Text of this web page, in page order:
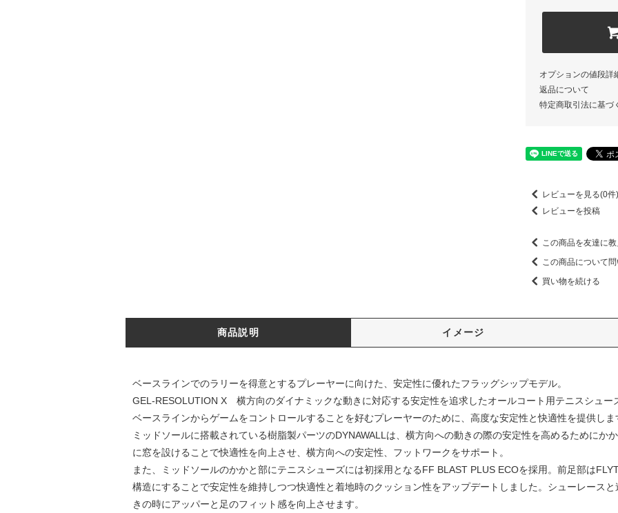
オプションの値段詳
返品について
特定商取引法に基づ
レビューを見る(0件)
レビューを投稿
この商品を友達に
この商品について
買い物を続ける
商品説明 イメージ
ベースラインでのラリーを得意とするプレーヤーに向けた、安定性に優れたフラッグシップモデル。
GEL-RESOLUTION X 横方向のダイナミックな動きに対応する安定性を追求したオールコート用テニスシュー
ベースラインからゲームをコントロールすることを好むプレーヤーのために、高度な安定性と快適性を提供しま
ミッドソールに搭載されている樹脂製パーツのDYNAWALLは、横方向への動きの際の安定性を高めるためにか
に窓を設けることで快適性を向上させ、横方向への安定性、フットワークをサポート。
また、ミッドソールのかかと部にテニスシューズには初採用となるFF BLAST PLUS ECOを採用。前足部は
構造にすることで安定性を維持しつつ快適性と着地時のクッション性をアップデートしました。シューレース
きの時にアッパーと足のフィット感を向上させます。